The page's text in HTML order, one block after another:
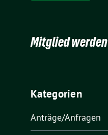
Mitglied werden
Kategorien
Anträge/Anfragen